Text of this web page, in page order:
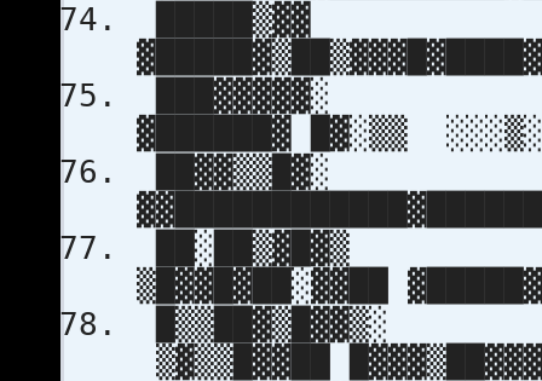
▓██████▓ █▓░▒▒
██▓▓▒▒█▓░
▒█▓▓█▓██░▓▓██
▒▓▒▒█▓▓██